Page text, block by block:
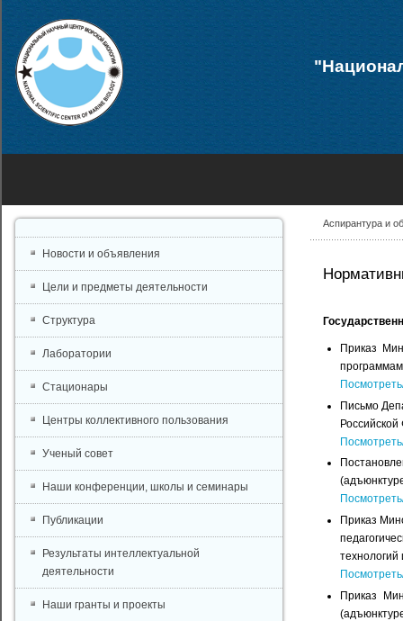
Аспирантура и
Приказ
программам
Письмо
Приказ
технологий
Приказ
Новости и объявления
Цели и предметы деятельности
Структура
Лаборатории
Стационары
Центры коллективного пользования
Ученый совет
Наши конференции, школы и семинары
Публикации
Результаты интеллектуальной
деятельности
Наши гранты и проекты